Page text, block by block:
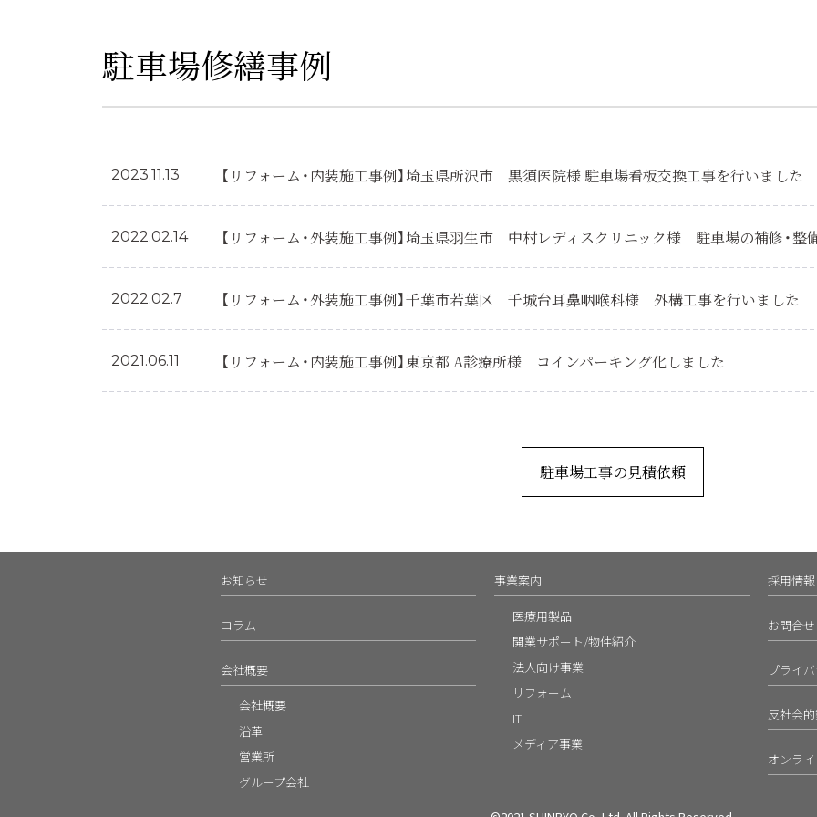
駐車場修繕事例
2023.11.13 【リフォーム・内装施工事例】埼玉県所沢市 黒須医院様 駐車場看板交換工事を行いました
2022.02.14 【リフォーム・外装施工事例】埼玉県羽生市 中村レディスクリニック様 駐車場の補修・整
2022.02.7 【リフォーム・外装施工事例】千葉市若葉区 千城台耳鼻咽喉科様 外構工事を行いました
2021.06.11 【リフォーム・内装施工事例】東京都 A診療所様 コインパーキング化しました
駐車場工事の見積依頼
お知らせ
コラム
会社概要
会社概要
沿革
営業所
グループ会社
事業案内
医療用製品
開業サポート/物件紹介
法人向け事業
リフォーム
IT
メディア事業
採用情報
お問合せ
プライ
反社会
オンラ